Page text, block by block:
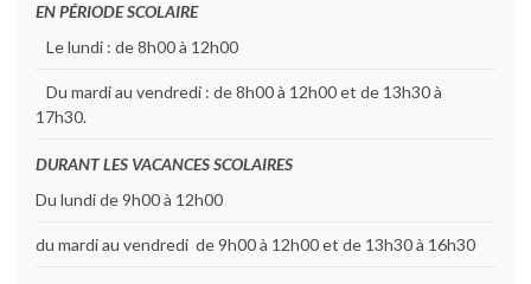
EN PÉRIODE SCOLAIRE
Le lundi : de 8h00 à 12h00
Du mardi au vendredi : de 8h00 à 12h00 et de 13h30 à
17h30.
DURANT LES VACANCES SCOLAIRES
Du lundi de 9h00 à 12h00
du mardi au vendredi de 9h00 à 12h00 et de 13h30 à 16h30